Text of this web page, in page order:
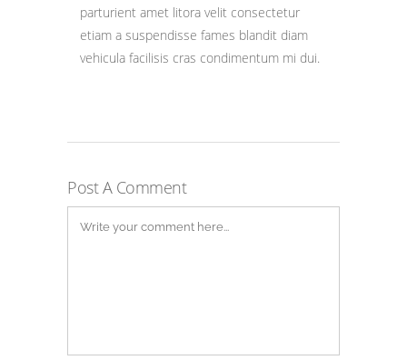
parturient amet litora velit consectetur
etiam a suspendisse fames blandit diam
vehicula facilisis cras condimentum mi dui.
Post A Comment